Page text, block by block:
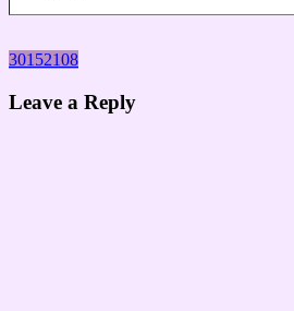
Навигация
30152108
Leave a Reply